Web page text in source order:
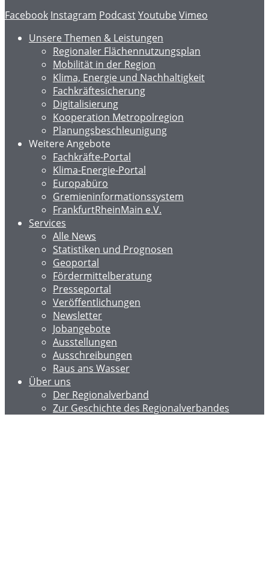
Facebook Instagram PodcastYoutube Vimeo
Unsere Themen & Leistungen
Regionaler Flächennutzungsplan
Mobilität in der Region
Klima, Energie und Nachhaltigkeit
Fachkräftesicherung
Digitalisierung
Kooperation Metropolregion
Planungsbeschleunigung
Weitere Angebote
Fachkräfte-Portal
Klima-Energie-Portal
Europabüro
Gremieninformationssystem
FrankfurtRheinMain e.V.
Services
Alle News
Statistiken und Prognosen
Geoportal
Fördermittelberatung
Presseportal
Veröffentlichungen
Newsletter
Jobangebote
Ausstellungen
Ausschreibungen
Raus ans Wasser
Über uns
Der Regionalverband
Zur Geschichte des Regionalverbandes